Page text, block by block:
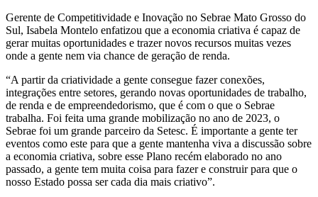
Gerente de Competitividade e Inovação no Sebrae Mato Grosso do
Sul, Isabela Montelo enfatizou que a economia criativa é capaz de
gerar muitas oportunidades e trazer novos recursos muitas vezes
onde a gente nem via chance de geração de renda.
“A partir da criatividade a gente consegue fazer conexões,
integrações entre setores, gerando novas oportunidades de trabalho,
de renda e de empreendedorismo, que é com o que o Sebrae
trabalha. Foi feita uma grande mobilização no ano de 2023, o
Sebrae foi um grande parceiro da Setesc. É importante a gente ter
eventos como este para que a gente mantenha viva a discussão sobre
a economia criativa, sobre esse Plano recém elaborado no ano
passado, a gente tem muita coisa para fazer e construir para que o
nosso Estado possa ser cada dia mais criativo”.